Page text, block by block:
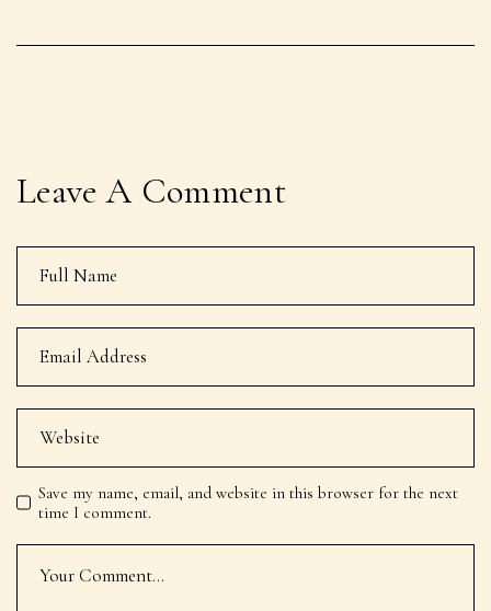
Leave A Comment
Save my name, email, and website in this browser for the next
time I comment.